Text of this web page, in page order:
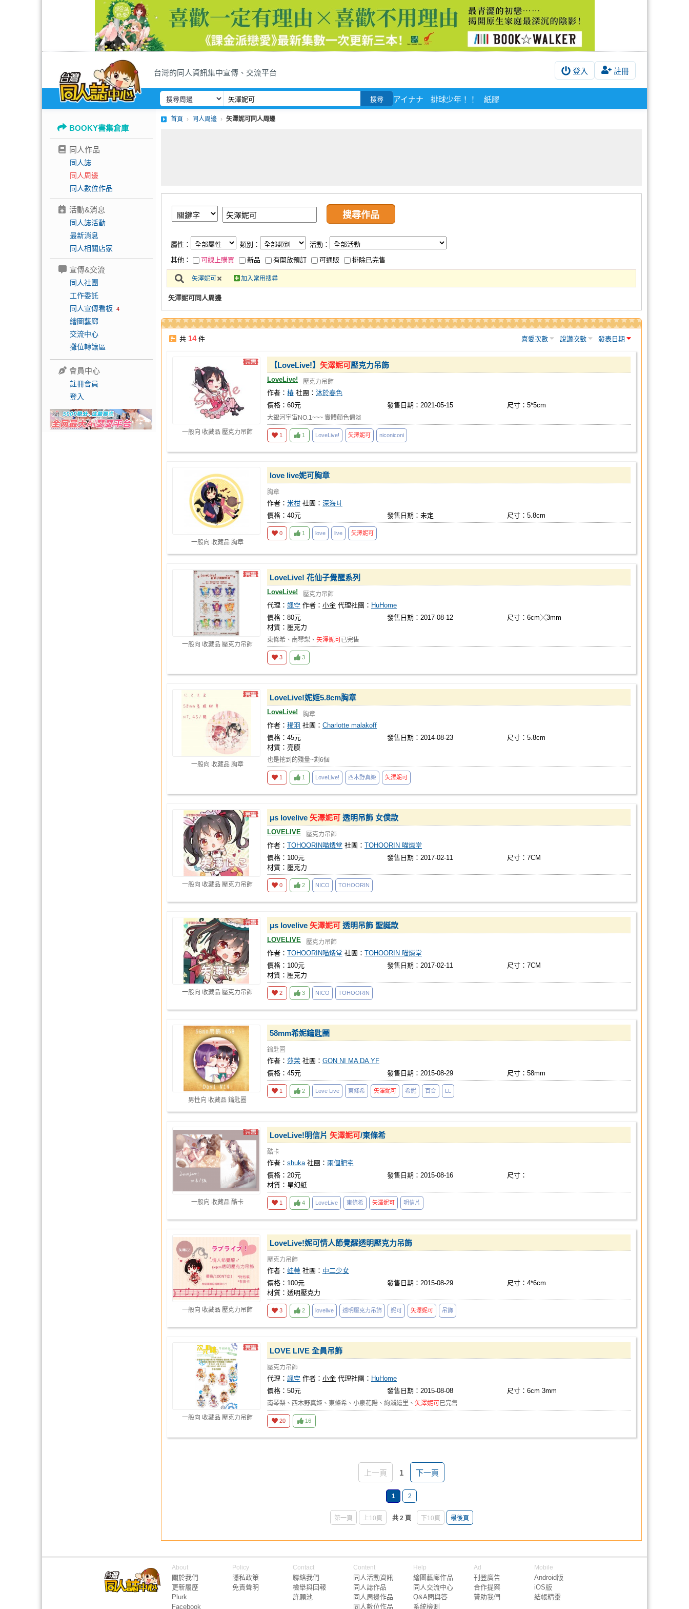
台灣的同人資訊集中宣傳、交流平台 登入 註冊
搜尋 アイナナ 排球少年！！ 紙膠
BOOKY書集倉庫
同人作品
同人誌
同人周邊
同人數位作品
活動&消息
同人誌活動
最新消息
同人相關店家
宣傳&交流
同人社團
工作委託
同人宣傳看板 4
繪圖藝廊
交流中心
攤位轉讓區
會員中心
註冊會員
登入
首頁 同人周邊 矢澤妮可同人周邊
屬性： 類別：
活動：
其他：
可線上購買 新品 有開放預訂 可通販 排除已完售
矢澤妮可 加入常用搜尋
矢澤妮可同人周邊
共 14件 喜愛次數 說讚次數 發表日期
一般向 收藏品 壓克力吊飾
【LoveLive!】 矢澤妮可壓克力吊飾
LoveLive! 壓克力吊飾
作者： 椿 社團： 沐於春色
價格：60元
發售日期：2021-05-15 尺寸：5*5cm
大銀河宇宙NO.1~~~ 實體顏色偏淡
1 1 LoveLive! 矢澤妮可 niconiconi
一般向 收藏品 胸章
love live妮可胸章
胸章
作者： 米柑 社團： 深海ㄐ
價格：40元
發售日期：未定 尺寸：5.8cm
0 1 love live 矢澤妮可
一般向 收藏品 壓克力吊飾
LoveLive! 花仙子覺醒系列
LoveLive! 壓克力吊飾
代理： 颯空 作者： 小金 代理社團： HuHome
價格：80元
發售日期：2017-08-12
尺寸：6cm╳3mm
材質：壓克力
東條希、南琴梨、 矢澤妮可 已完售
3 3
一般向 收藏品 胸章
LoveLive!妮姬5.8cm胸章
LoveLive! 胸章
作者： 稀羽 社團： Charlotte malakoff
價格：45元
發售日期：2014-08-23
尺寸：5.8cm
材質：亮膜
也是挖到的殘量~剩6個
1 1 LoveLive! 西木野真姬 矢澤妮可
一般向 收藏品 壓克力吊飾
μs lovelive 矢澤妮可 透明吊飾 女僕款
LOVELIVE 壓克力吊飾
作者： TOHOORIN喵燐堂 社團： TOHOORIN 喵燐堂
價格：100元
發售日期：2017-02-11
尺寸：7CM
材質：壓克力
0 2 NICO TOHOORIN
一般向 收藏品 壓克力吊飾
μs lovelive 矢澤妮可 透明吊飾 聖誕款
LOVELIVE 壓克力吊飾
作者： TOHOORIN喵燐堂 社團： TOHOORIN 喵燐堂
價格：100元
發售日期：2017-02-11
尺寸：7CM
材質：壓克力
2 3 NICO TOHOORIN
男性向 收藏品 鑰匙圈
58mm希妮鑰匙圈
鑰匙圈
作者： 莎茉 社團： GON NI MA DA YF
價格：45元
發售日期：2015-08-29 尺寸：58mm
1 2 Love Live 東條希 矢澤妮可 希妮 百合 LL
一般向 收藏品 酷卡
LoveLive!明信片 矢澤妮可/東條希
酷卡
作者： shuka 社團： 兩個肥宅
價格：20元
發售日期：2015-08-16
尺寸：
材質：星幻紙
1 4 LoveLive 東條希 矢澤妮可 明信片
一般向 收藏品 壓克力吊飾
LoveLive!妮可情人節覺醒透明壓克力吊飾
壓克力吊飾
作者： 蛙蒂 社團： 中二少女
價格：100元
發售日期：2015-08-29
尺寸：4*6cm
材質：透明壓克力
3 2 lovelive 透明壓克力吊飾 妮可 矢澤妮可 吊飾
一般向 收藏品 壓克力吊飾
LOVE LIVE 全員吊飾
壓克力吊飾
代理： 颯空 作者： 小金 代理社團： HuHome
價格：50元
發售日期：2015-08-08 尺寸：6cm 3mm
南琴梨、西木野真姬、東條希、小泉花陽、絢瀨繪里、 矢澤妮可 已完售
20 16
上一頁 1 下一頁
1 2
第一頁 上10頁 共 2 頁 下10頁 最後頁
About
關於我們
更新履歷
Plurk
Facebook
Policy
隱私政策
免責聲明
Contact
聯絡我們
檢舉與回報
許願池
Content
同人活動資訊
同人誌作品
同人周邊作品
同人數位作品
Help
繪圖藝廊作品
同人交流中心
Q&A問與答
系統檢測
Ad
刊登廣告
合作提案
贊助我們
Mobile
Android版
iOS版
結帳精靈